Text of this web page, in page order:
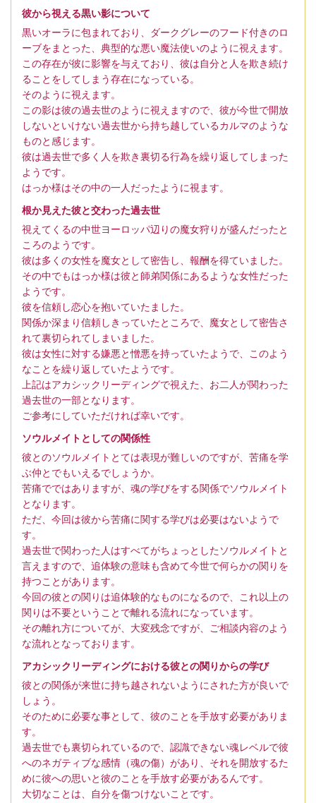
彼から視える黒い影について
黒いオーラに包まれており、ダークグレーのフード付きのロ
ーブをまとった、典型的な悪い魔法使いのように視えます。
この存在が彼に影響を与えており、彼は自分と人を欺き続け
ることをしてしまう存在になっている。
そのように視えます。
この影は彼の過去世のように視えますので、彼が今世で開放
しないといけない過去世から持ち越しているカルマのような
ものと感じます。
彼は過去世で多く人を欺き裏切る行為を繰り返してしまった
ようです。
はっか様はその中の一人だったように視ます。
根か見えた彼と交わった過去世
視えてくるの中世ヨーロッパ辺りの魔女狩りが盛んだったと
ころのようです。
彼は多くの女性を魔女として密告し、報酬を得ていました。
その中でもはっか様は彼と師弟関係にあるような女性だった
ようです。
彼を信頼し恋心を抱いていたました。
関係か深まり信頼しきっていたところで、魔女として密告さ
れて裏切られてしまいました。
彼は女性に対する嫌悪と憎悪を持っていたようで、このよう
なことを繰り返していたようです。
上記はアカシックリーディングで視えた、お二人が関わった
過去世の一部となります。
ご参考にしていただければ幸いです。
ソウルメイトとしての関係性
彼とのソウルメイトとては表現が難しいのですが、苦痛を学
ぶ仲とでもいえるでしょうか。
苦痛でではありますが、魂の学びをする関係でソウルメイト
となります。
ただ、今回は彼から苦痛に関する学びは必要はないようで
す。
過去世で関わった人はすべてがちょっとしたソウルメイトと
言えますので、追体験の意味も含めて今世で何らかの関りを
持つことがあります。
今回の彼との関りは追体験的なものになるので、これ以上の
関りは不要ということで離れる流れになっています。
その離れ方についてが、大変残念ですが、ご相談内容のよう
な流れとなっております。
アカシックリーディングにおける彼との関りからの学び
彼との関係が来世に持ち越されないようにされた方が良いで
しょう。
そのために必要な事として、彼のことを手放す必要がありま
す。
過去世でも裏切られているので、認識できない魂レベルで彼
へのネガティブな感情（魂の傷）があり、それを開放するた
めに彼への思いと彼のことを手放す必要があるんです。
大切なことは、自分を傷つけないことです。